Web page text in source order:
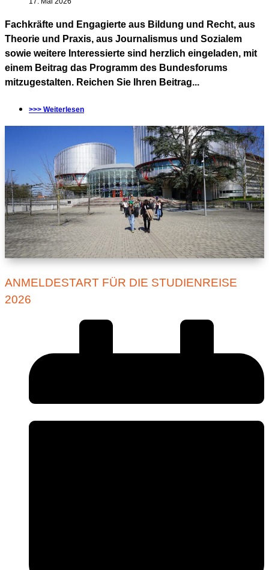
Fachkräfte und Engagierte aus Bildung und Recht, aus
Theorie und Praxis, aus Journalismus und Sozialem
sowie weitere Interessierte sind herzlich eingeladen, mit
einem Beitrag das Programm des Bundesforums
mitzugestalten. Reichen Sie Ihren Beitrag...
>>> Weiterlesen
ANMELDESTART FÜR DIE STUDIENREISE
2026